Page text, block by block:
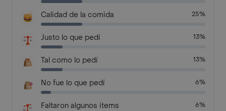
Calidad de la comida 25%
Justo lo que pedí 13%
Tal como lo pedí 13%
No fue lo que pedí 6%
Faltaron algunos items 6%